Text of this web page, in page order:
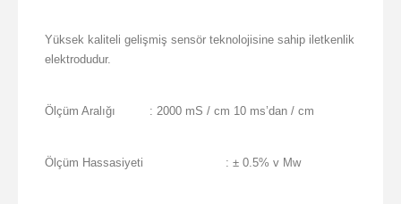
Yüksek kaliteli gelişmiş sensör teknolojisine sahip iletkenlik
elektrodudur.
Ölçüm Aralığı : 2000 mS / cm 10 ms’dan / cm
Ölçüm Hassasiyeti : ± 0.5% v Mw